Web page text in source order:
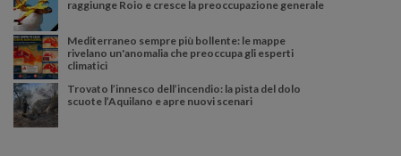
raggiunge Roio e cresce la preoccupazione generale
Mediterraneo sempre più bollente: le mappe
rivelano un'anomalia che preoccupa gli esperti
climatici
Trovato l’innesco dell’incendio: la pista del dolo
scuote l’Aquilano e apre nuovi scenari